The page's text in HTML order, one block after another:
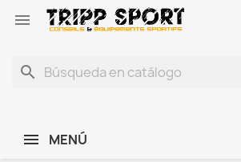

search
MENÚ